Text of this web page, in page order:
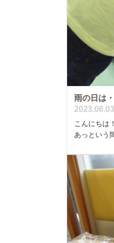
雨の日は
2023.06.03
こんにちは
あっという